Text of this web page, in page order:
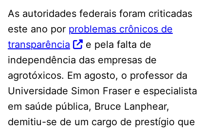
As autoridades federais foram criticadas
este ano por problemas crônicos de
transparência
e pela falta de
independência das empresas de
agrotóxicos. Em agosto, o professor da
Universidade Simon Fraser e especialista
em saúde pública, Bruce Lanphear,
demitiu-se de um cargo de prestígio que